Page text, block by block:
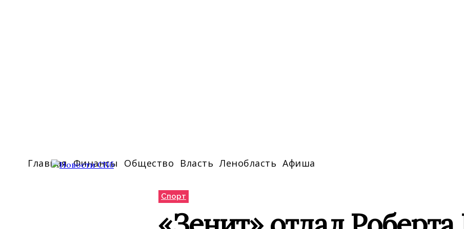
Главная Финансы Общество Власть Ленобласть Афиша
Спорт